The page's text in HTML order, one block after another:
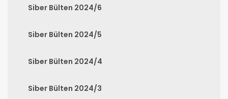
Siber Bülten 2024/6
Siber Bülten 2024/5
Siber Bülten 2024/4
Siber Bülten 2024/3